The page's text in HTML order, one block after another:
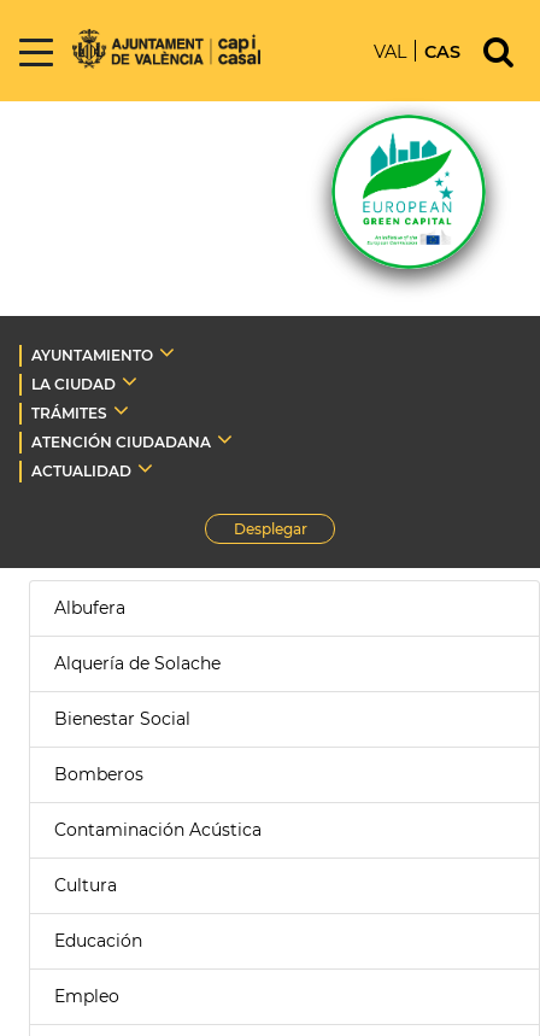
VAL CAS
AYUNTAMIENTO
LA CIUDAD
TRÁMITES
ATENCIÓN CIUDADANA
ACTUALIDAD
Desplegar
Albufera
Alquería de Solache
Bienestar Social
Bomberos
Contaminación Acústica
Cultura
Educación
Empleo